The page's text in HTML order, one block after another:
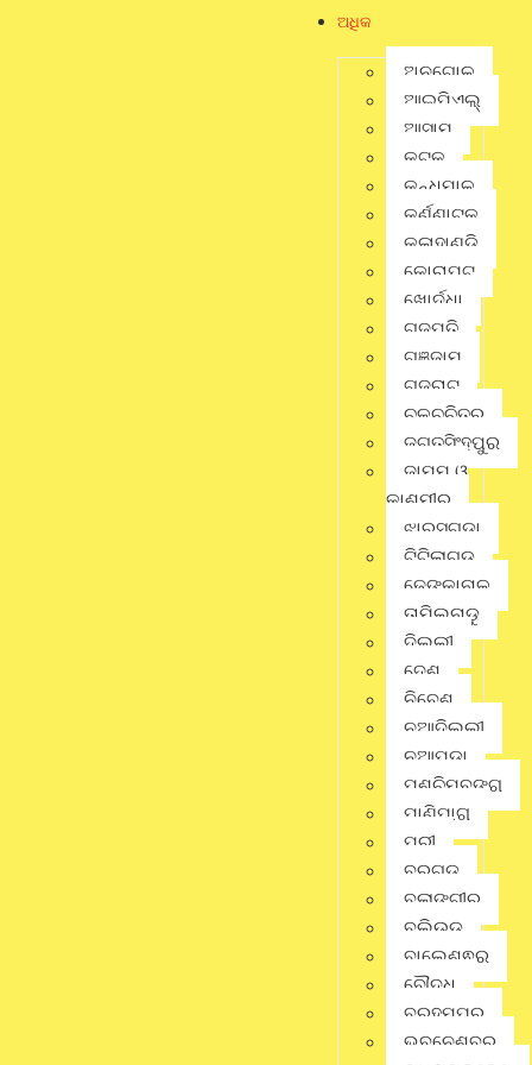
ଅଧିକ
ଅନୁଗୋଳ
ଆଇପିଏଲ୍
ଆସାମ
କଟକ
କନ୍ଧମାଳ
କର୍ଣ୍ଣାଟକ
କଳାହାଣ୍ଡି
କୋରାପୁଟ
ଖୋର୍ଦ୍ଧା
ଗଜପତି
ଗଞ୍ଜାମ
ଗୁଜୁରାଟ
ଚଳଚ୍ଚିତ୍ର
ଜଗତସିଂହପୁର
ଜାମ୍ମୁ ଓ
କାଶ୍ମୀର
ଝାରସୁଗୁଡା
ଟିଟିଲାଗଡ଼
ଢେଙ୍କାନାଳ
ତାମିଲନାଡୁ
ଦିଲ୍ଲୀ
ଦେଶ
ନିବେଶ
ନୂଆଦିଲ୍ଲୀ
ନୂଆପଡା
ପଶ୍ଚିମବଙ୍ଗ
ପାଣିପାଗ
ପୁରୀ
ବରଗଡ଼
ବଲାଙ୍ଗୀର
ବଲିଉଡ୍
ବାଲେଶ୍ଵର
ବୌଦ୍ଧ
ବ୍ରହ୍ମପୁର
ଭୁବନେଶ୍ବର
ମହାପାତ୍ର,ବିଜୟ ମହାପାତ୍ର, ଉଦୟ ମହାପାତ୍ର, ନାଗେଶ୍ବର ମହାପାତ୍ର
ପ୍ରମୁଖ ରଙ୍ଗ ମରା କାର୍ଯ୍ୟ ନିର୍ବାହ କରୁଛନ୍ତି। ଏହି କାର୍ଯ୍ୟ ପୁର୍ବ ପୁରୁଷ ରୁ
No Comments